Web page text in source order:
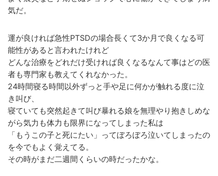
気だ。
運が良ければ急性PTSDの場合長くて3か月で良くなる可
能性があると言われたけれど
どんな治療をどれだけ受ければ良くなるなんて事はどの医
者も専門家も教えてくれなかった。
24時間寝る時間以外ずっと手や足に何かが触れる度に泣
き叫び、
寝ていても突然起きて叫び暴れる娘を無理やり抱きしめな
がら気力も体力も限界になってしまった私は
「もうこの子と死にたい」ってぼろぼろ泣いてしまったの
を今でもよく覚えてる。
その時がまだ二週間くらいの時だったかな。